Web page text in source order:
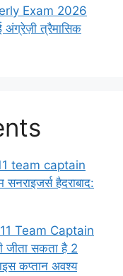
Exam 2026
अंग्रेज़ी त्रैमासिक
team captain
हैदराबाद:
Team Captain
सकता है 2
कप्तान अवश्य